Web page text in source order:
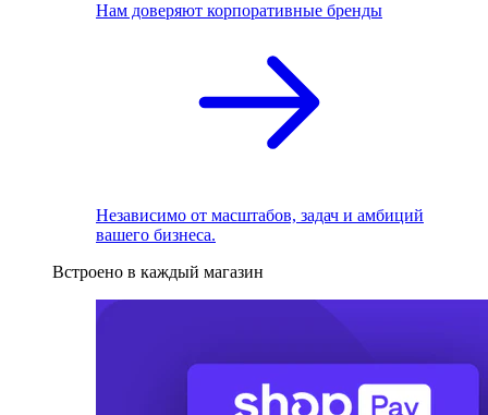
Нам доверяют корпоративные бренды
Независимо от масштабов, задач и амбиций
вашего бизнеса.
Встроено в каждый магазин